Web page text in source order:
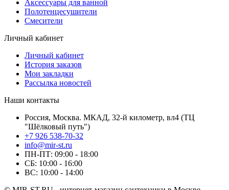
Аксессуары для ванной
Полотенцесушители
Смесители
Личный кабинет
Личный кабинет
История заказов
Мои закладки
Рассылка новостей
Наши контакты
Россия, Москва. МКАД, 32-й километр, вл4 (ТЦ
"Шёлковый путь")
+7 926 538-70-32
info@mir-st.ru
ПН-ПТ: 09:00 - 18:00
СБ: 10:00 - 16:00
ВС: 10:00 - 14:00